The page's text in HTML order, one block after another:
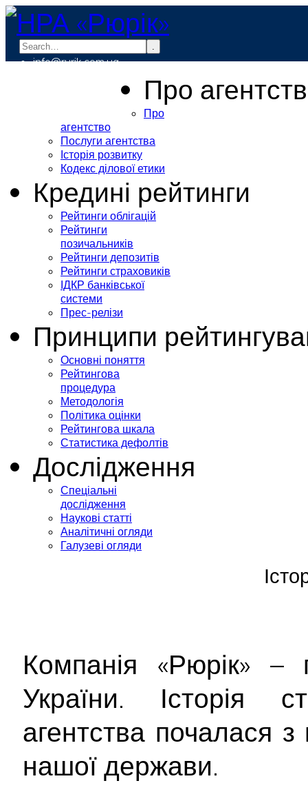
.
info@rurik.com.ua
Про
Про
агентство
Послуги агентства
Історія розвитку
Кодекс ділової етики
Кредині рейтинги
Рейтинги облігацій
Рейтинги
позичальників
Рейтинги депозитів
Рейтинги страховиків
ІДКР банківської
системи
Прес-релізи
Принципи
Основні поняття
Рейтингова
процедура
Методологія
Політика оцінки
Рейтингова шкала
Статистика дефолтів
Дослідження
Спеціальні
дослідження
Наукові статті
Аналітичні огляди
Галузеві огляди
Компанія «Рюрік» –
України. Історія
агентства почалася
нашої держави.